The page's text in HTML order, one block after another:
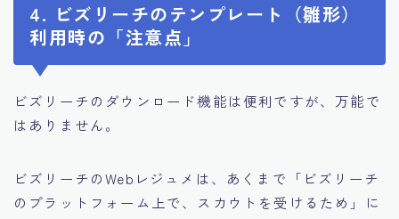
4. ビズリーチのテンプレート（雛形）
利用時の「注意点」
ビズリーチのダウンロード機能は便利ですが、万能で
はありません。
ビズリーチのWebレジュメは、あくまで「ビズリーチ
のプラットフォーム上で、スカウトを受けるため」に